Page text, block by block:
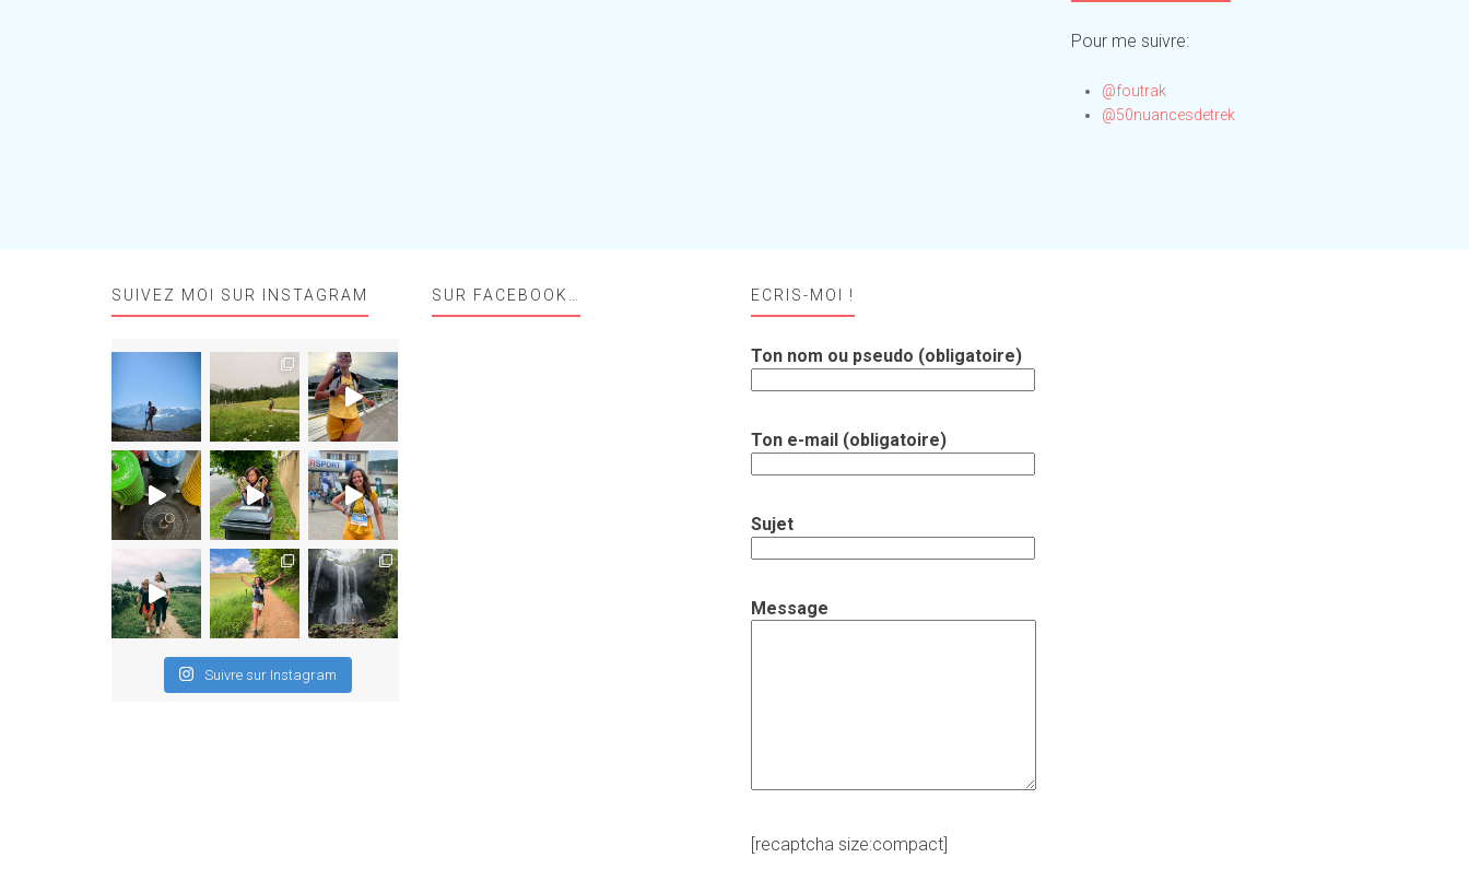
Pour me suivre:
@foutrak
@50nuancesdetrek
SUIVEZ MOI SUR INSTAGRAM
Suivre sur Instagram
SUR FACEBOOK… ECRIS-MOI !
Ton nom ou pseudo (obligatoire)
Ton e-mail (obligatoire)
Sujet
Message
[recaptcha size:compact]